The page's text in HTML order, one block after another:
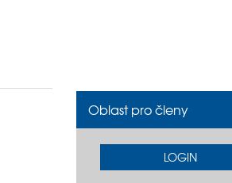
Oblast pro členy
LOGIN